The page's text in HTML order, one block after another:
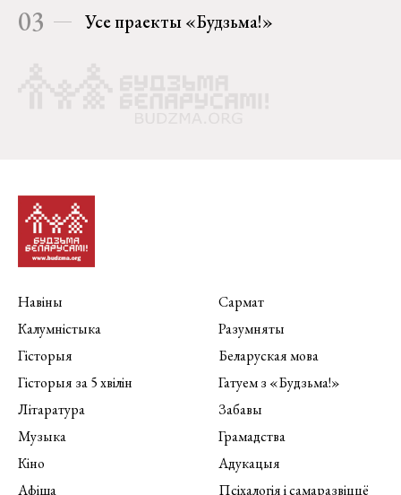
03 Усе праекты «Будзьма!»
Навіны
Калумністыка
Гісторыя
Гісторыя за 5 хвілін
Літаратура
Музыка
Кіно
Афіша
Сармат
Разумняты
Беларуская мова
Гатуем з «Будзьма!»
Забавы
Грамадства
Адукацыя
Псіхалогія і самаразвіццё